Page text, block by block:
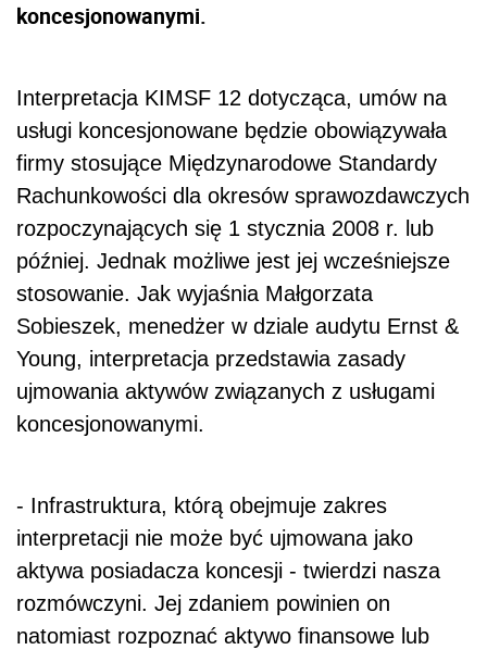
koncesjonowanymi.
Interpretacja KIMSF 12 dotycząca, umów na
usługi koncesjonowane będzie obowiązywała
firmy stosujące Międzynarodowe Standardy
Rachunkowości dla okresów sprawozdawczych
rozpoczynających się 1 stycznia 2008 r. lub
później. Jednak możliwe jest jej wcześniejsze
stosowanie. Jak wyjaśnia Małgorzata
Sobieszek, menedżer w dziale audytu Ernst &
Young, interpretacja przedstawia zasady
ujmowania aktywów związanych z usługami
koncesjonowanymi.
- Infrastruktura, którą obejmuje zakres
interpretacji nie może być ujmowana jako
aktywa posiadacza koncesji - twierdzi nasza
rozmówczyni. Jej zdaniem powinien on
natomiast rozpoznać aktywo finansowe lub